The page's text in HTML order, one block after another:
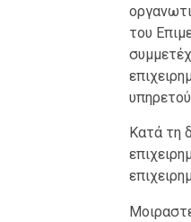
του
Κατά τη